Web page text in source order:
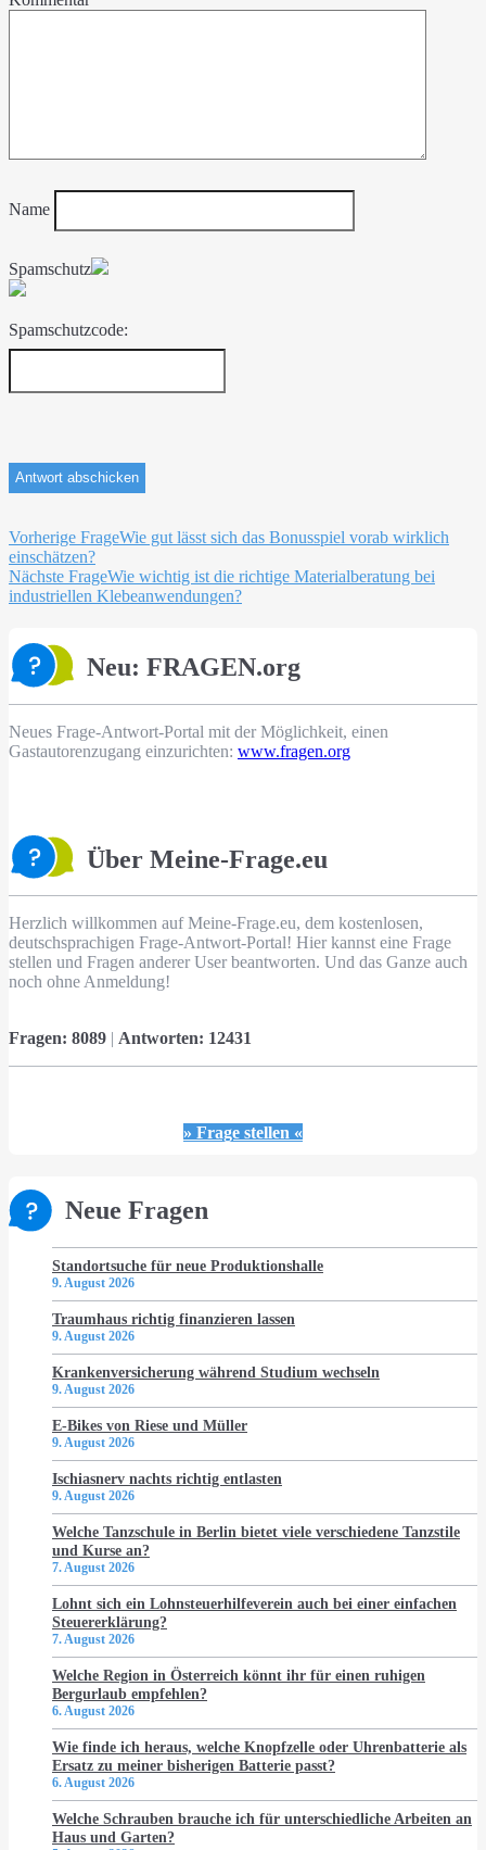
Name
Spamschutz
Spamschutzcode:
Beitragsnavigation
Vorherige FrageWie gut lässt sich das Bonusspiel vorab wirklich
einschätzen?
Nächste FrageWie wichtig ist die richtige Materialberatung bei
industriellen Klebeanwendungen?
Neu: FRAGEN.org
Neues Frage-Antwort-Portal mit der Möglichkeit, einen
Gastautorenzugang einzurichten: www.fragen.org
Über Meine-Frage.eu
Herzlich willkommen auf Meine-Frage.eu, dem kostenlosen,
deutschsprachigen Frage-Antwort-Portal! Hier kannst eine Frage
stellen und Fragen anderer User beantworten. Und das Ganze auch
noch ohne Anmeldung!
Fragen: 8089 | Antworten: 12431
» Frage stellen «
Neue Fragen
Standortsuche für neue Produktionshalle
9. August 2026
Traumhaus richtig finanzieren lassen
9. August 2026
Krankenversicherung während Studium wechseln
9. August 2026
E-Bikes von Riese und Müller
9. August 2026
Ischiasnerv nachts richtig entlasten
9. August 2026
Welche Tanzschule in Berlin bietet viele verschiedene Tanzstile
und Kurse an?
7. August 2026
Lohnt sich ein Lohnsteuerhilfeverein auch bei einer einfachen
Steuererklärung?
7. August 2026
Welche Region in Österreich könnt ihr für einen ruhigen
Bergurlaub empfehlen?
6. August 2026
Wie finde ich heraus, welche Knopfzelle oder Uhrenbatterie als
Ersatz zu meiner bisherigen Batterie passt?
6. August 2026
Welche Schrauben brauche ich für unterschiedliche Arbeiten an
Haus und Garten?